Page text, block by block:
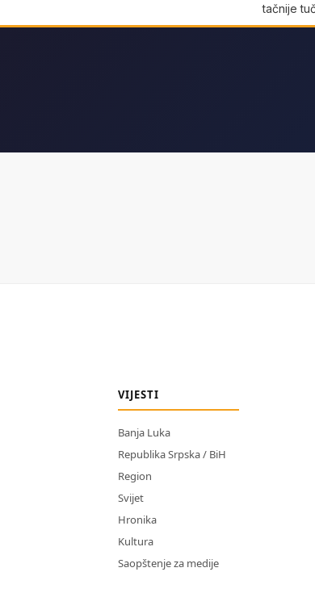
tačnije
VIJESTI
Banja Luka
Republika Srpska / BiH
Region
Svijet
Hronika
Kultura
Saopštenje za medije